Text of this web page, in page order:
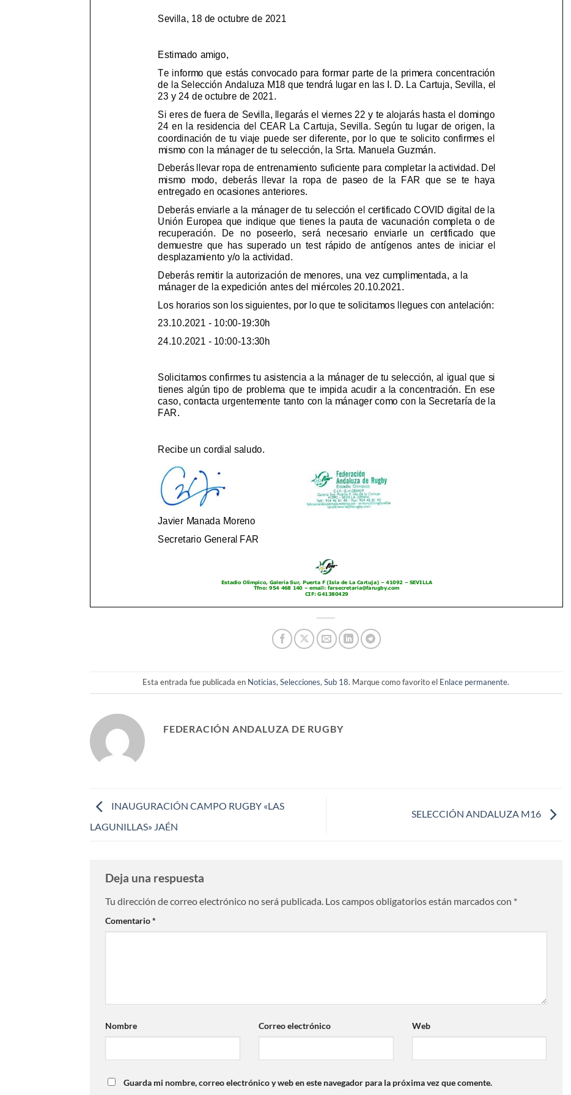
Esta entrada fue publicada en Noticias,Selecciones,Sub 18. Marque como favorito el Enlace permanente.
FEDERACIÓN ANDALUZA DE RUGBY
INAUGURACIÓN CAMPO RUGBY «LAS
LAGUNILLAS» JAÉN
SELECCIÓN ANDALUZA M16
Deja una respuesta
Tu dirección de correo electrónico no será publicada. Los campos obligatorios están marcados con *
Comentario*
Nombre Correo electrónico Web
Guarda mi nombre, correo electrónico y web en este navegador para la próxima vez que comente.